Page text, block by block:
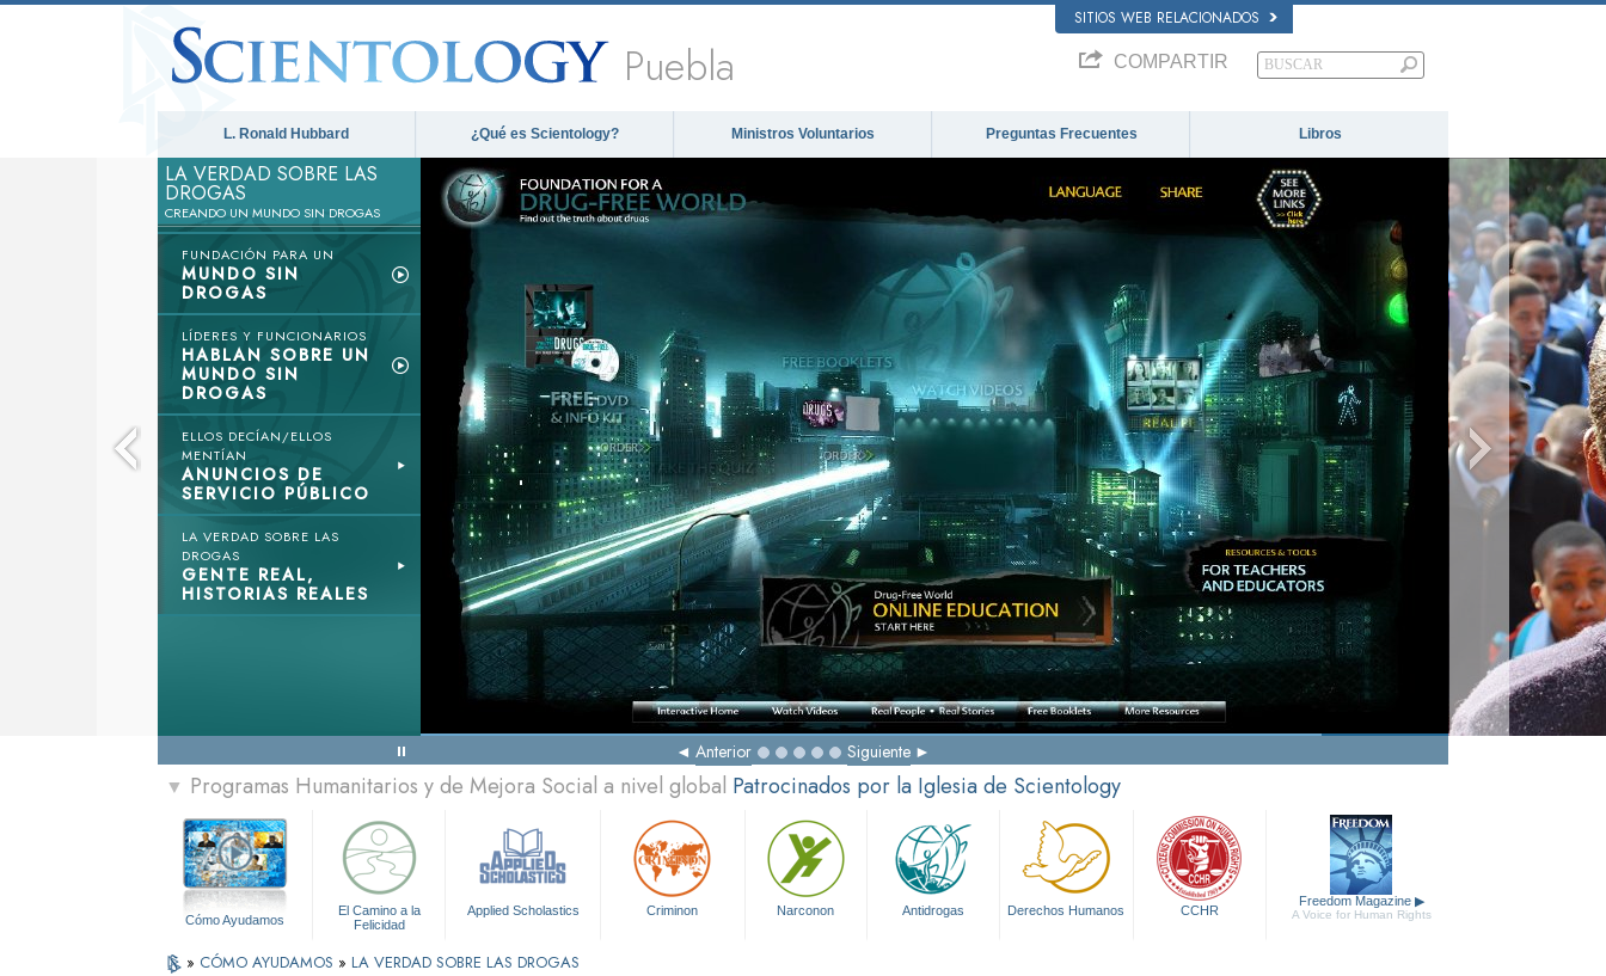
SITIOS WEB RELACIONADOS
Puebla COMPARTIR
L. Ronald Hubbard ¿Qué es Scientology? Ministros Voluntarios Preguntas Frecuentes Libros
LA VERDAD SOBRE LAS
DROGAS
CREANDO UN MUNDO SIN DROGAS
FUNDACIÓN PARA UN
MUNDO SIN
DROGAS
LÍDERES Y FUNCIONARIOS
HABLAN SOBRE UN
MUNDO SIN
DROGAS
ELLOS DECÍAN/ELLOS
MENTÍAN
ANUNCIOS DE
SERVICIO PÚBLICO
LA VERDAD SOBRE LAS
DROGAS
GENTE REAL,
HISTORIAS REALES
Anterior Siguiente
▼ Programas Humanitarios y de Mejora Social a nivel global Patrocinados por la Iglesia de Scientology
Cómo Ayudamos
El Camino a la
Felicidad
Applied Scholastics Criminon Narconon Antidrogas Derechos Humanos CCHR
Freedom Magazine ▶
A Voice for Human Rights
» CÓMO AYUDAMOS » LA VERDAD SOBRE LAS DROGAS